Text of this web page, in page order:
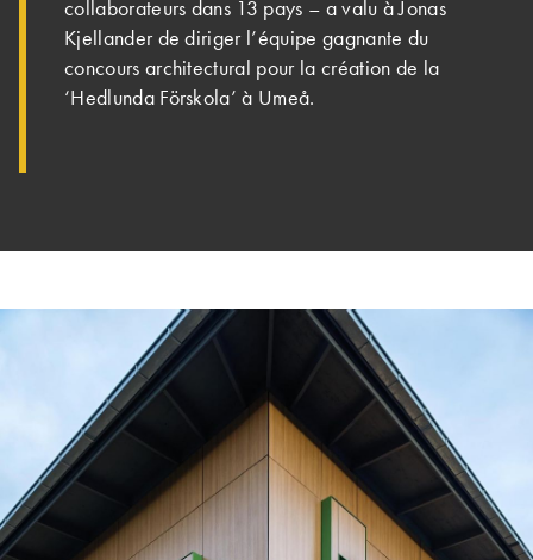
collaborateurs dans 13 pays – a valu à Jonas
Kjellander de diriger l’équipe gagnante du
concours architec­tural pour la création de la
‘Hedlunda Förskola’ à Umeå.